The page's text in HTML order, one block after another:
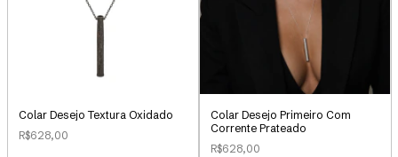
Colar Desejo Textura Oxidado
R$628,00
Colar Desejo Primeiro Com
Corrente Prateado
R$628,00